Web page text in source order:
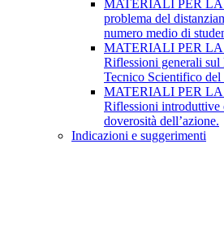
MATERIALI PER
problema del
numero medio di
MATERIALI PER
Riflessioni generali sul
Tecnico Scientifico
MATERIALI PER
Riflessioni introduttive
doverosità dell’azione.
Indicazioni e suggerimenti